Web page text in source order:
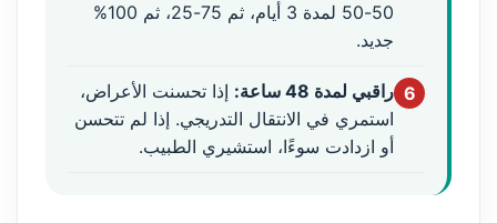
50-50 لمدة 3 أيام، ثم 75-25، ثم 100%
جديد.
6 راقبي لمدة 48 ساعة:
إذا تحسنت الأعراض،
استمري في الانتقال التدريجي. إذا لم تتحسن
أو ازدادت سوءًا، استشيري الطبيب.